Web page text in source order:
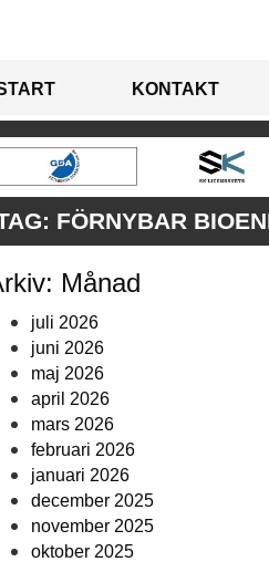
KONTAKT
FÖRNYBAR
Månad
juli 2026
juni 2026
maj 2026
april 2026
mars 2026
februari 2026
januari 2026
december 2025
november 2025
oktober 2025